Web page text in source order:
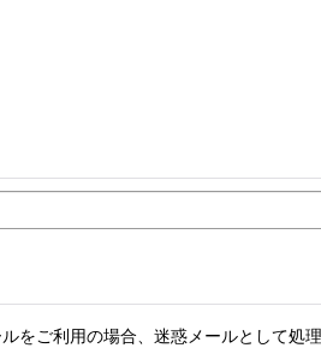
をご利用の場合、迷惑メールとして処